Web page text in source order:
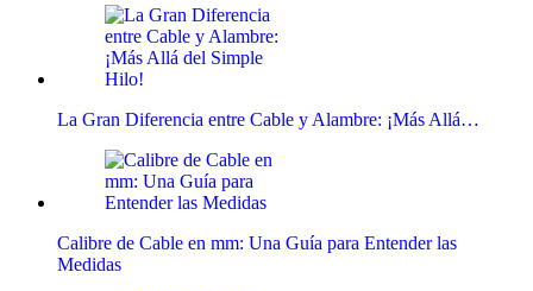
La Gran Diferencia entre Cable y Alambre: ¡Más Allá…
Calibre de Cable en mm: Una Guía para Entender las
Medidas